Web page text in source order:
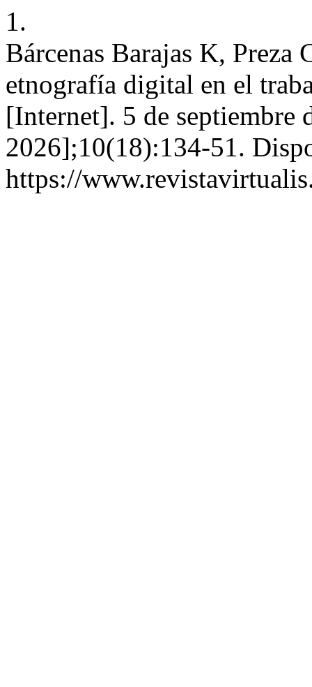
1.
Bárcenas Barajas K, Preza
etnografía digital en el
[Internet]. 5 de septiembre
2026];10(18):134-51.
https://